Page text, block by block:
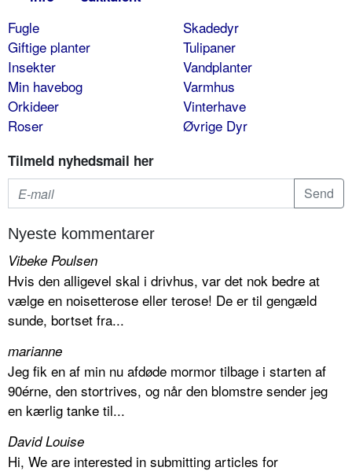
Fugle
Giftige planter
Insekter
Min havebog
Orkideer
Roser
Skadedyr
Tulipaner
Vandplanter
Varmhus
Vinterhave
Øvrige Dyr
Tilmeld nyhedsmail her
Nyeste kommentarer
Vibeke Poulsen
Hvis den alligevel skal i drivhus, var det nok bedre at
vælge en noisetterose eller terose! De er til gengæld
sunde, bortset fra...
marianne
Jeg fik en af min nu afdøde mormor tilbage i starten af
90érne, den stortrives, og når den blomstre sender jeg
en kærlig tanke til...
David Louise
Hi, We are interested in submitting articles for